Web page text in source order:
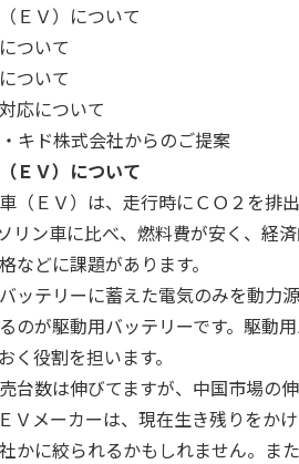
ＥＶ）について
ついて
ついて
応について
キド株式会社からのご提案
ＥＶ）について
（ＥＶ）は、走行時にＣＯ２を排
リン車に比べ、燃料費が安く、経
などに課題があります。
ッテリーに蓄えた電気のみを動力
のが駆動用バッテリーです。駆動
く役割を担います。
台数は伸びてますが、中国市場の
Ｖメーカーは、現在生き残りをか
かに絞られるかもしれません。ま